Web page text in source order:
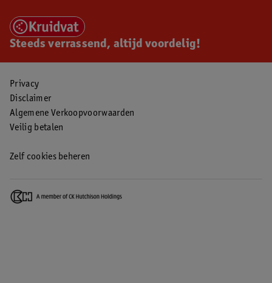
Steeds verrassend, altijd voordelig!
Privacy
Disclaimer
Algemene Verkoopvoorwaarden
Veilig betalen
Zelf cookies beheren